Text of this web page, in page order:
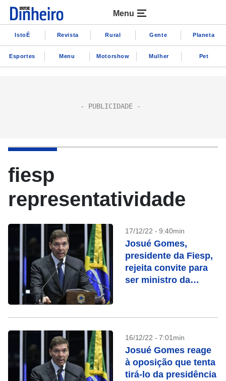
Menu
IstoÉ Revista Rural Gente Planeta
Esportes Menu Motorshow Mulher Pet
fiesp
representatividade
17/12/22 - 9:40min
Josué Gomes,
presidente da Fiesp,
rejeita convite para
ser ministro da
16/12/22 - 7:01min
Josué Gomes reage
à oposição que tenta
tirá-lo da presidência